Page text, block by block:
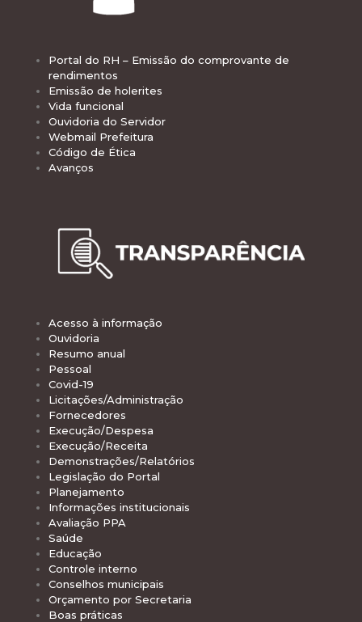
Portal do RH – Emissão do comprovante de
rendimentos
Emissão de holerites
Vida funcional
Ouvidoria do Servidor
Webmail Prefeitura
Código de Ética
Avanços
Acesso à informação
Ouvidoria
Resumo anual
Pessoal
Covid-19
Licitações/Administração
Fornecedores
Execução/Despesa
Execução/Receita
Demonstrações/Relatórios
Legislação do Portal
Planejamento
Informações institucionais
Avaliação PPA
Saúde
Educação
Controle interno
Conselhos municipais
Orçamento por Secretaria
Boas práticas